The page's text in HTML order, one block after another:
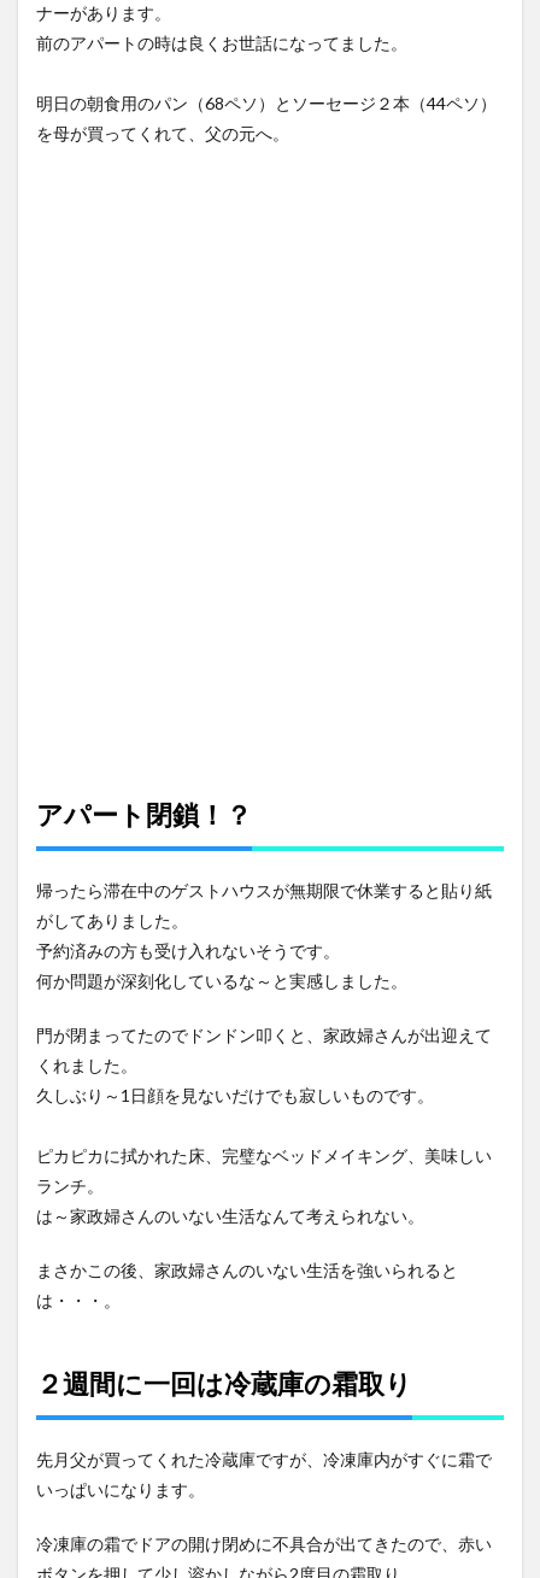
ナーがあります。
前のアパートの時は良くお世話になってました。
明日の朝食用のパン（68ペソ）とソーセージ２本（44ペソ）
を母が買ってくれて、父の元へ。
アパート閉鎖！？
帰ったら滞在中のゲストハウスが無期限で休業すると貼り紙
がしてありました。
予約済みの方も受け入れないそうです。
何か問題が深刻化しているな～と実感しました。
門が閉まってたのでドンドン叩くと、家政婦さんが出迎えて
くれました。
久しぶり～1日顔を見ないだけでも寂しいものです。
ピカピカに拭かれた床、完璧なベッドメイキング、美味しい
ランチ。
は～家政婦さんのいない生活なんて考えられない。
まさかこの後、家政婦さんのいない生活を強いられると
は・・・。
２週間に一回は冷蔵庫の霜取り
先月父が買ってくれた冷蔵庫ですが、冷凍庫内がすぐに霜で
いっぱいになります。
冷凍庫の霜でドアの開け閉めに不具合が出てきたので、赤い
ボタンを押して少し溶かしながら2度目の霜取り。